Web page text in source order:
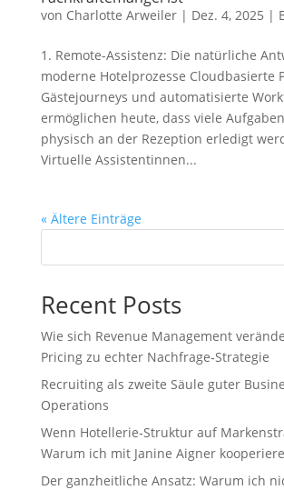
von Charlotte Arweiler| Dez. 4, 2025 |
1. Remote-Assistenz: Die natürliche
moderne Hotelprozesse Cloudbasierte
Gästejourneys und automatisierte
ermöglichen heute, dass viele
physisch an der Rezeption erledigt
Virtuelle Assistentinnen...
« Ältere Einträge
Recent Posts
Wie sich Revenue Management
Pricing zu echter Nachfrage‑Strategie
Recruiting als zweite Säule guter
Operations
Wenn Hotellerie‑Struktur auf
Warum ich mit Janine Aigner kooperiere
Der ganzheitliche Ansatz: Warum ich